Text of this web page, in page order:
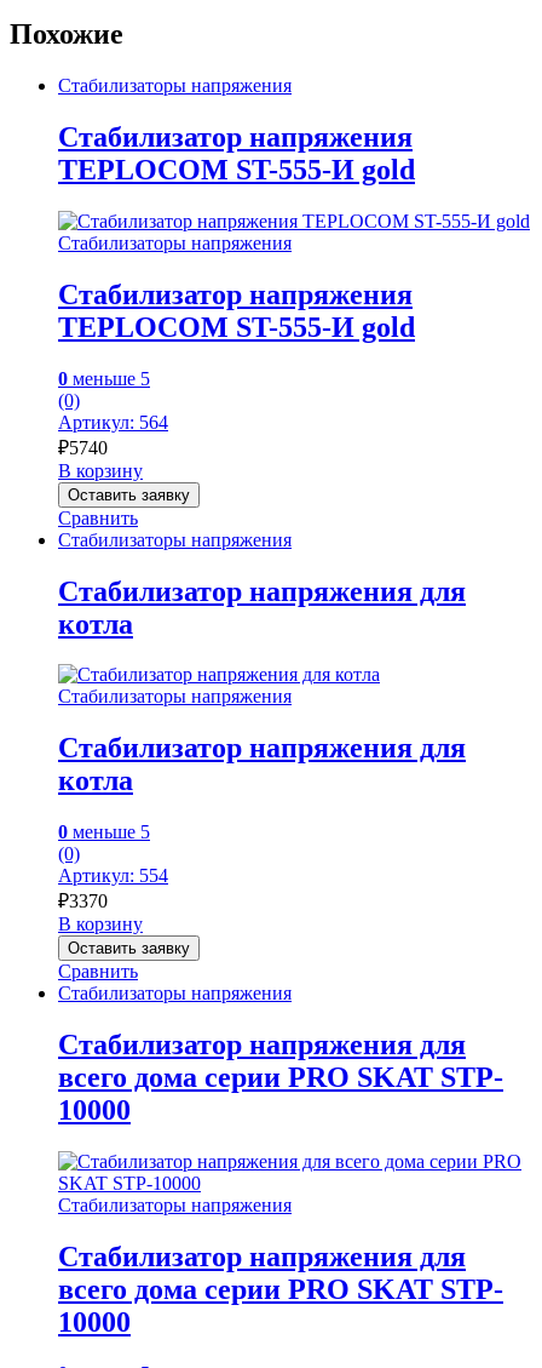
Похожие
Стабилизаторы напряжения
Стабилизатор напряжения
TEPLOCOM ST-555-И gold
Стабилизаторы напряжения
Стабилизатор напряжения
TEPLOCOM ST-555-И gold
0 меньше 5
(0)
Артикул: 564
₽5740
В корзину
Оставить заявку
Сравнить
Стабилизаторы напряжения
Стабилизатор напряжения для
котла
Стабилизаторы напряжения
Стабилизатор напряжения для
котла
0 меньше 5
(0)
Артикул: 554
₽3370
В корзину
Оставить заявку
Сравнить
Стабилизаторы напряжения
Стабилизатор напряжения для
всего дома серии PRO SKAT STP-
10000
Стабилизаторы напряжения
Стабилизатор напряжения для
всего дома серии PRO SKAT STP-
10000